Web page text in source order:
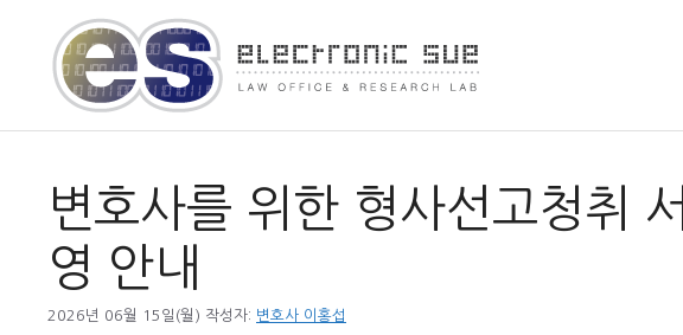
변호사를 위한 형사선고청취
영 안내
2026년 06월 15일(월) 작성자: 변호사 이홍섭